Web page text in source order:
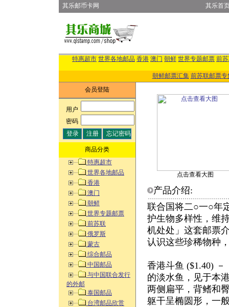
其乐邮币卡网 其乐首
特惠超市 世界各地邮品 香港 澳门 朝鲜 世界专题邮票 前
朝鲜邮票汇集 前苏联邮票专
会员登陆
用户:
密码:
商品分类
特惠超市
世界各地邮品
香港
澳门
朝鲜
世界专题邮票
前苏联
俄罗斯
蒙古
综合邮品
中国邮品
与中国联合发行
的外邮
泰国邮品
台湾邮品欣赏
点击查看大图
产品介绍:
联合国将二○一○年
护生物多样性，维
机处处」这套邮票
认识这些珍稀物种
香港斗鱼 ($1.40)
的淡水鱼，见于本
两侧扁平，背鳍和
躯干呈椭圆形，一